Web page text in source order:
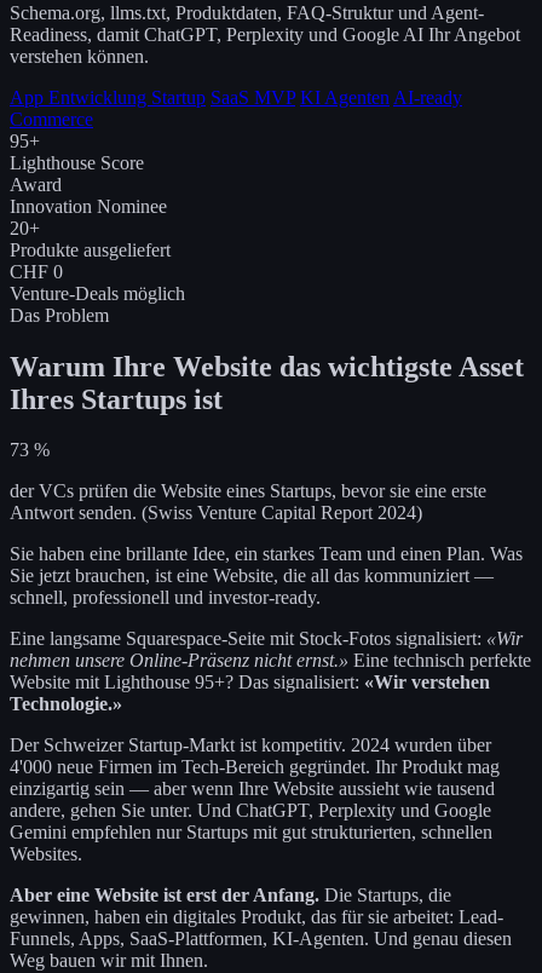
Schema.org, llms.txt, Produktdaten, FAQ-Struktur und Agent-
Readiness, damit ChatGPT, Perplexity und Google AI Ihr Angebot
verstehen können.
App Entwicklung Startup SaaS MVP KI Agenten AI-ready
Commerce
95+
Lighthouse Score
Award
Innovation Nominee
20+
Produkte ausgeliefert
CHF 0
Venture-Deals möglich
Das Problem
Warum Ihre Website das wichtigste Asset
Ihres Startups ist
73 %
der VCs prüfen die Website eines Startups, bevor sie eine erste
Antwort senden. (Swiss Venture Capital Report 2024)
Sie haben eine brillante Idee, ein starkes Team und einen Plan. Was
Sie jetzt brauchen, ist eine Website, die all das kommuniziert —
schnell, professionell und investor-ready.
Eine langsame Squarespace-Seite mit Stock-Fotos signalisiert: «Wir
nehmen unsere Online-Präsenz nicht ernst.» Eine technisch perfekte
Website mit Lighthouse 95+? Das signalisiert: «Wir verstehen
Technologie.»
Der Schweizer Startup-Markt ist kompetitiv. 2024 wurden über
4'000 neue Firmen im Tech-Bereich gegründet. Ihr Produkt mag
einzigartig sein — aber wenn Ihre Website aussieht wie tausend
andere, gehen Sie unter. Und ChatGPT, Perplexity und Google
Gemini empfehlen nur Startups mit gut strukturierten, schnellen
Websites.
Aber eine Website ist erst der Anfang. Die Startups, die
gewinnen, haben ein digitales Produkt, das für sie arbeitet: Lead-
Funnels, Apps, SaaS-Plattformen, KI-Agenten. Und genau diesen
Weg bauen wir mit Ihnen.